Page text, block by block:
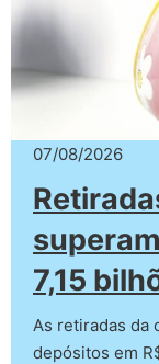
07/08/2026
7,15
As retiradas da
depósitos em